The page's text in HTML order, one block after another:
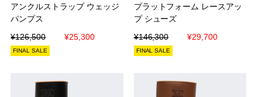
アンクルストラップ ウェッジ
パンプス
¥126,500
¥25,300
アンクルストラップ ウェッジ
パンプス
¥126,500
¥25,300
FINAL SALE
プラットフォーム レースアッ
プ シューズ
¥146,300
¥29,700
プラットフォーム レースアッ
プ シューズ
¥146,300
¥29,700
FINAL SALE